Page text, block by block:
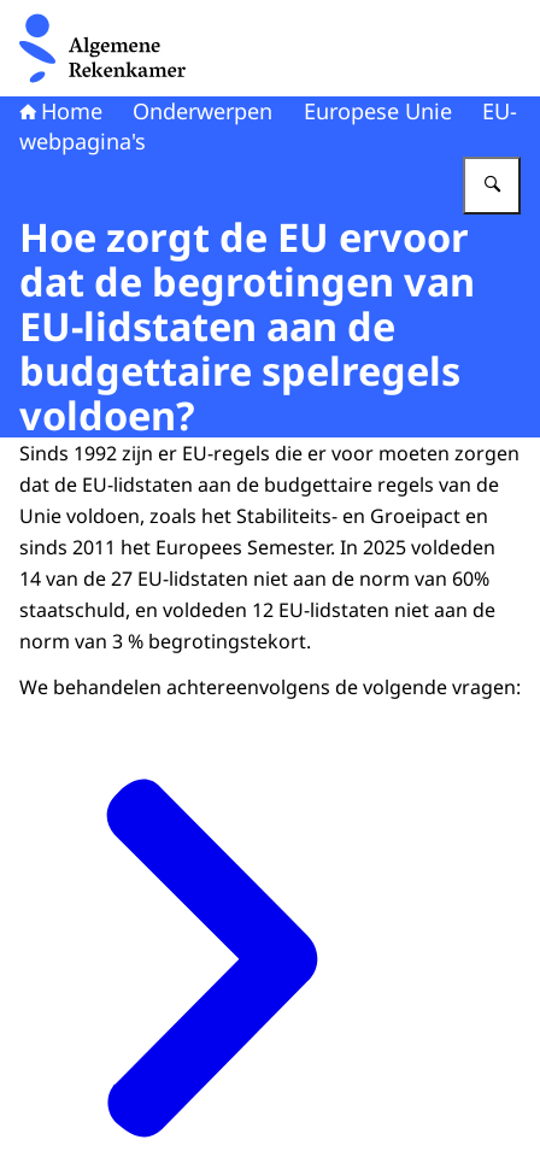
Naar de homepage van Algemene Rekenkamer
Home Onderwerpen Europese Unie
EU-
webpagina's
Hoe zorgt de EU ervoor
dat de begrotingen van
EU-lidstaten aan de
budgettaire spelregels
voldoen?
Sinds 1992 zijn er EU-regels die er voor moeten zorgen
dat de EU-lidstaten aan de budgettaire regels van de
Unie voldoen, zoals het Stabiliteits- en Groeipact en
sinds 2011 het Europees Semester. In 2025 voldeden
14 van de 27 EU-lidstaten niet aan de norm van 60%
staatschuld, en voldeden 12 EU-lidstaten niet aan de
norm van 3 % begrotingstekort.
We behandelen achtereenvolgens de volgende vragen: